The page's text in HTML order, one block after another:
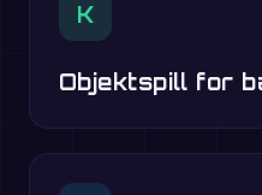
K
Objektspill for